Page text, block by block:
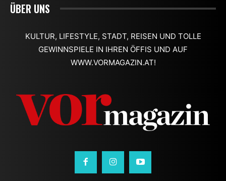
ÜBER UNS
KULTUR, LIFESTYLE, STADT, REISEN UND TOLLE
GEWINNSPIELE IN IHREN ÖFFIS UND AUF
WWW.VORMAGAZIN.AT!